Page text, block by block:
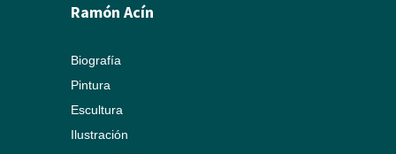
Ramón Acín
Biografía
Pintura
Escultura
Ilustración